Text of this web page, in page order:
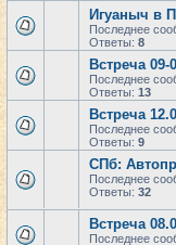
Игуаныч в
Последнее
Ответы: 8
Встреча 09-
Последнее
Ответы: 13
Встреча
Последнее
Ответы: 9
СПб:
Последнее
Ответы: 32
Встреча
Последнее